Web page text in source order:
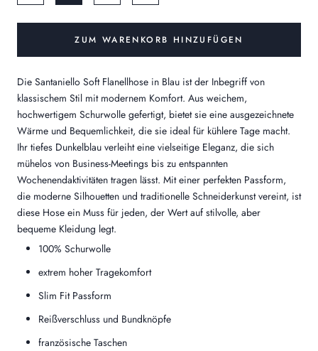
ZUM WARENKORB HINZUFÜGEN
Die Santaniello Soft Flanellhose in Blau ist der Inbegriff von
klassischem Stil mit modernem Komfort. Aus weichem,
hochwertigem Schurwolle gefertigt, bietet sie eine ausgezeichnete
Wärme und Bequemlichkeit, die sie ideal für kühlere Tage macht.
Ihr tiefes Dunkelblau verleiht eine vielseitige Eleganz, die sich
mühelos von Business-Meetings bis zu entspannten
Wochenendaktivitäten tragen lässt. Mit einer perfekten Passform,
die moderne Silhouetten und traditionelle Schneiderkunst vereint, ist
diese Hose ein Muss für jeden, der Wert auf stilvolle, aber
bequeme Kleidung legt.
100% Schurwolle
extrem hoher Tragekomfort
Slim Fit Passform
Reißverschluss und Bundknöpfe
französische Taschen